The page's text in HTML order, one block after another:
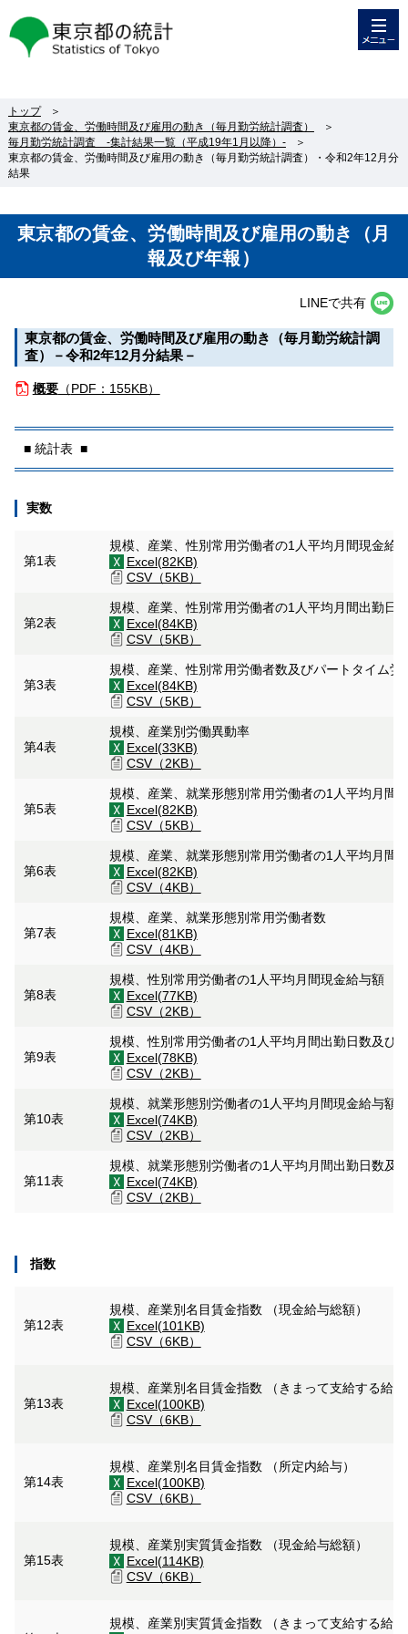
東京都の統計
トップ
＞
東京都の賃金、労働時間及び雇用の動き（毎月勤労統計調査）
＞
毎月勤労統計調査 -集計結果一覧（平成19年1月以降）-
＞
東京都の賃金、労働時間及び雇用の動き（毎月勤労統計調査）・令和2年12月分
結果
東京都の賃金、労働時間及び雇用の動き（月
報及び年報）
LINEで共有
東京都の賃金、労働時間及び雇用の動き（毎月勤労統計調
査）－令和2年12月分結果－
概要（PDF：155KB）
■ 統計表 ■
実数
第1表
規模、産業、性別常用労働者の1人平均月間現金給
Excel(82KB)
CSV（5KB）
第2表
規模、産業、性別常用労働者の1人平均月間出勤日
Excel(84KB)
CSV（5KB）
第3表
規模、産業、性別常用労働者数及びパートタイム
Excel(84KB)
CSV（5KB）
第4表
規模、産業別労働異動率
Excel(33KB)
CSV（2KB）
第5表
規模、産業、就業形態別常用労働者の1人平均月間
Excel(82KB)
CSV（5KB）
第6表
規模、産業、就業形態別常用労働者の1人平均月間
Excel(82KB)
CSV（4KB）
第7表
規模、産業、就業形態別常用労働者数
Excel(81KB)
CSV（4KB）
第8表
規模、性別常用労働者の1人平均月間現金給与額
Excel(77KB)
CSV（2KB）
第9表
規模、性別常用労働者の1人平均月間出勤日数及び
Excel(78KB)
CSV（2KB）
第10表
規模、就業形態別労働者の1人平均月間現金給与額
Excel(74KB)
CSV（2KB）
第11表
規模、就業形態別労働者の1人平均月間出勤日数及
Excel(74KB)
CSV（2KB）
指数
第12表
規模、産業別名目賃金指数 （現金給与総額）
Excel(101KB)
CSV（6KB）
第13表
規模、産業別名目賃金指数 （きまって支給する給
Excel(100KB)
CSV（6KB）
第14表
規模、産業別名目賃金指数 （所定内給与）
Excel(100KB)
CSV（6KB）
第15表
規模、産業別実質賃金指数 （現金給与総額）
Excel(114KB)
CSV（6KB）
規模、産業別実質賃金指数 （きまって支給する給